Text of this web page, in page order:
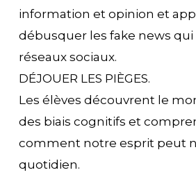
information et opinion et
débusquer les fake news
réseaux sociaux.
DÉJOUER LES PIÈGES.
Les élèves découvrent le
des biais cognitifs et
comment notre esprit peut
quotidien.